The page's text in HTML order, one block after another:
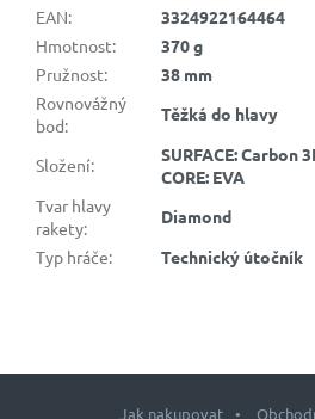
EAN:
3324922164464
Hmotnost:
370 g
Pružnost:
38 mm
Rovnovážný
bod:
Těžká do hlavy
Složení:
SURFACE: Carbon
CORE: EVA
Tvar hlavy
rakety:
Diamond
Typ hráče: Technický útočník
Jak nakupovat